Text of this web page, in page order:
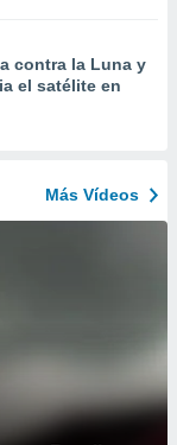
contra la Luna y
el satélite en
Más Vídeos